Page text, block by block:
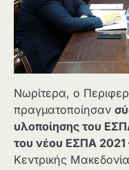
Νωρίτερα, ο
πραγματοποίησαν
υλοποίησης του
του νέου ΕΣΠΑ 2021
Κεντρικής